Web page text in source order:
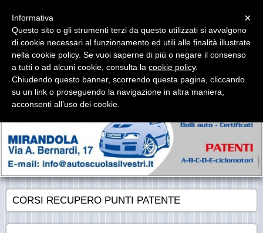
AUTOSCUOLA SILVESTRI
Autoscuola & Agenzia Pratiche Auto
CORSI RECUPERO PUNTI PATENTE
×
Informativa
Questo sito o gli strumenti terzi da questo utilizzati si avvalgono
di cookie necessari al funzionamento ed utili alle finalità illustrate
nella cookie policy. Se vuoi saperne di più o negare il consenso
a tutti o ad alcuni cookie, consulta la cookie policy.
Chiudendo questo banner, scorrendo questa pagina, cliccando
su un link o proseguendo la navigazione in altra maniera,
acconsenti all’uso dei cookie.